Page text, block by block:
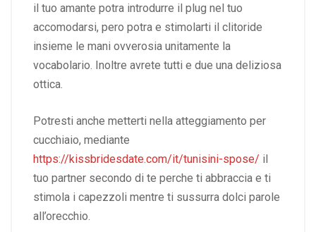
il tuo amante potra introdurre il plug nel tuo
accomodarsi, pero potra e stimolarti il clitoride
insieme le mani ovverosia unitamente la
vocabolario. Inoltre avrete tutti e due una deliziosa
ottica.
Potresti anche metterti nella atteggiamento per
cucchiaio, mediante
https://kissbridesdate.com/it/tunisini-spose/ il
tuo partner secondo di te perche ti abbraccia e ti
stimola i capezzoli mentre ti sussurra dolci parole
all’orecchio.